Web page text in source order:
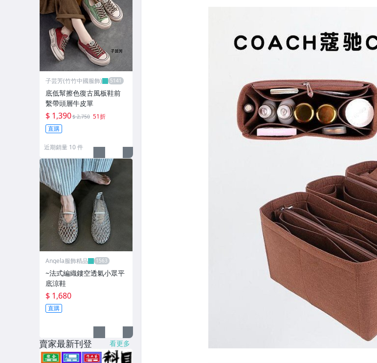
子芸芳(竹竹中國服飾)
底低幫擦色復古風板鞋前
繫帶頭層牛皮單
$ 1,390$ 2,750 51折
直購
近期銷量 10 件
Angela服飾精品
~法式編織鏤空透氣小眾平
底涼鞋
$ 1,680
直購
賣家最新刊登 看更多